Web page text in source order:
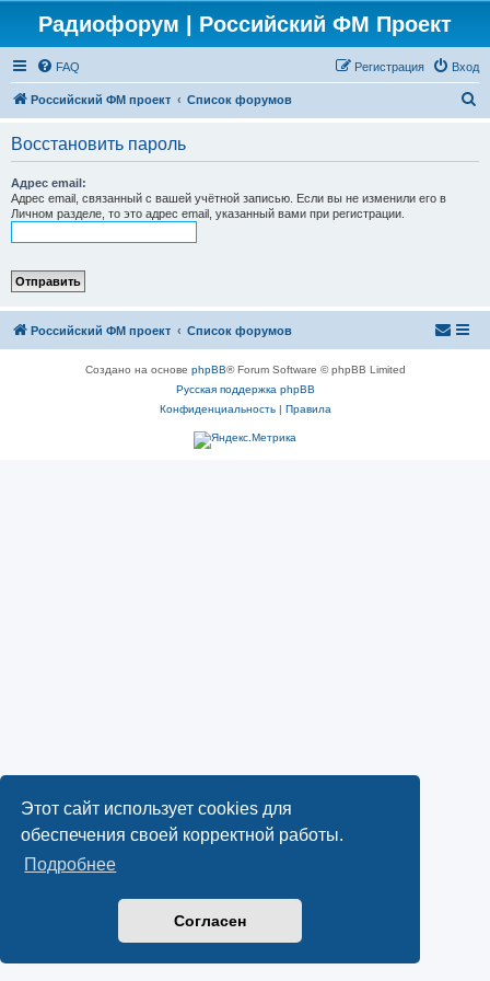
Этот сайт использует cookies для
обеспечения своей корректной работы.
Подробнее
Согласен
Радиофорум | Российский ФМ Проект
FAQ Вход
Регистрация
Российский ФМ проект Список форумов
Восстановить пароль
Адрес email:
Адрес email, связанный с вашей учётной записью. Если вы не изменили его в
Личном разделе, то это адрес email, указанный вами при регистрации.
Российский ФМ проект Список форумов
Создано на основе phpBB® Forum Software © phpBB Limited
Русская поддержка phpBB
Конфиденциальность| Правила